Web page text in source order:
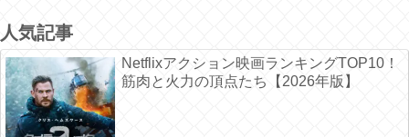
人気記事
Netflixアクション映画ランキングTOP10！
筋肉と火力の頂点たち【2026年版】